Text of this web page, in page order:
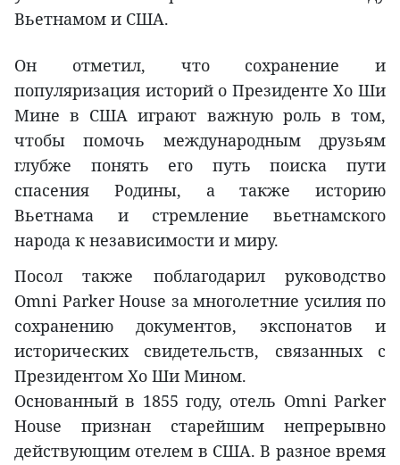
Вьетнамом и США.
Он отметил, что сохранение и
популяризация историй о Президенте Хо Ши
Мине в США играют важную роль в том,
чтобы помочь международным друзьям
глубже понять его путь поиска пути
спасения Родины, а также историю
Вьетнама и стремление вьетнамского
народа к независимости и миру.
Посол также поблагодарил руководство
Omni Parker House за многолетние усилия по
сохранению документов, экспонатов и
исторических свидетельств, связанных с
Президентом Хо Ши Мином.
Основанный в 1855 году, отель Omni Parker
House признан старейшим непрерывно
действующим отелем в США. В разное время